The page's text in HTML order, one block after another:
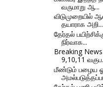
வருமாறு ஆ...
தயாராக அறி...
தேர்தல்
நிர்வாக...
Breaking
9,10,11
மீண்டும் பழைய